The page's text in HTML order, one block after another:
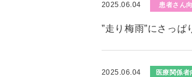
2025.06.04 患者さん
”走り梅雨”にさっ
2025.06.04 医療関係者